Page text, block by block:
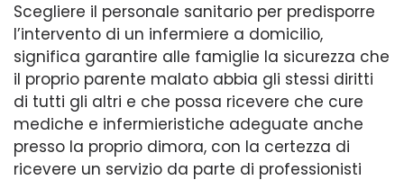
Scegliere il personale sanitario per predisporre
l’intervento di un infermiere a domicilio,
significa garantire alle famiglie la sicurezza che
il proprio parente malato abbia gli stessi diritti
di tutti gli altri e che possa ricevere che cure
mediche e infermieristiche adeguate anche
presso la proprio dimora, con la certezza di
ricevere un servizio da parte di professionisti